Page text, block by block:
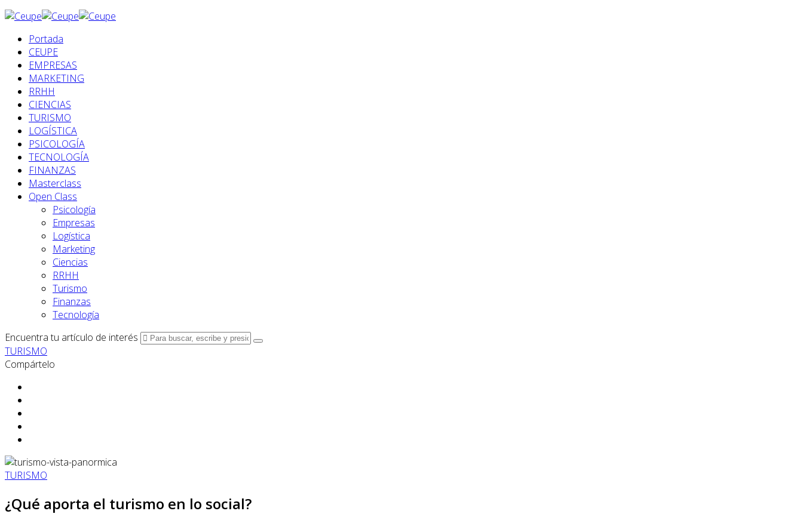
Portada
CEUPE
EMPRESAS
MARKETING
RRHH
CIENCIAS
TURISMO
LOGÍSTICA
PSICOLOGÍA
TECNOLOGÍA
FINANZAS
Masterclass
Open Class
Psicología
Empresas
Logística
Marketing
Ciencias
RRHH
Turismo
Finanzas
Tecnología
Encuentra tu artículo de interés
TURISMO
Compártelo
TURISMO
¿Qué aporta el turismo en lo social?